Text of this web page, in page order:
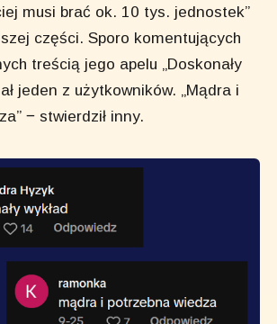
musi brać ok. 10 tys. jednostek”
części. Sporo komentujących
treścią jego apelu „Doskonały
jeden z użytkowników. „Mądra i
‒ stwierdził inny.